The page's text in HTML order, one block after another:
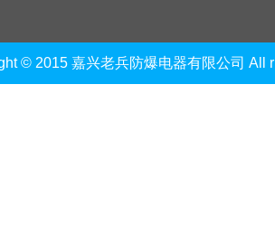
© 2015 嘉兴老兵防爆电器有限公司 All